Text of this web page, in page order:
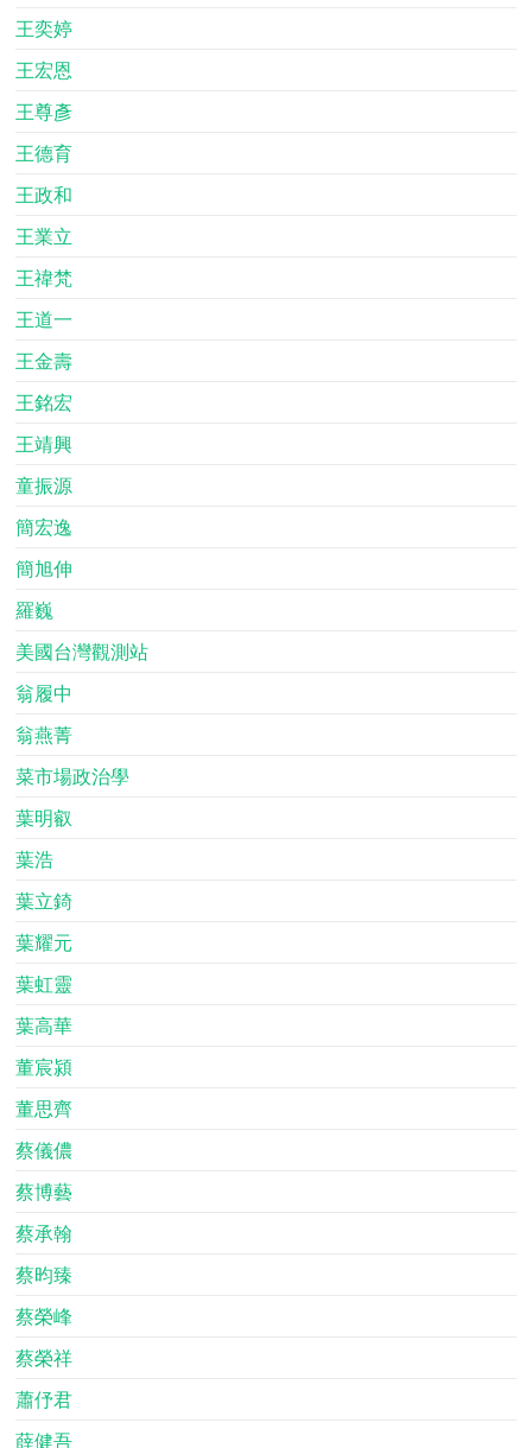
王奕婷
王宏恩
王尊彥
王德育
王政和
王業立
王禕梵
王道一
王金壽
王銘宏
王靖興
童振源
簡宏逸
簡旭伸
羅巍
美國台灣觀測站
翁履中
翁燕菁
菜市場政治學
葉明叡
葉浩
葉立錡
葉耀元
葉虹靈
葉高華
董宸潁
董思齊
蔡儀儂
蔡博藝
蔡承翰
蔡昀臻
蔡榮峰
蔡榮祥
蕭伃君
薛健吾